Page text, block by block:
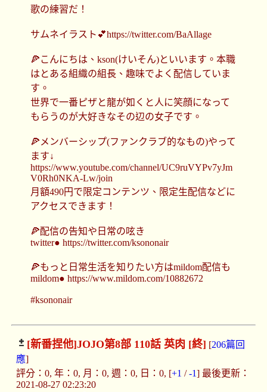
歌の練習だ！
サムネイラスト💕https://twitter.com/BaAllage
🍕こんにちは、kson(けいそん)といいます。本職
はとある組織の組長、趣味でよく配信していま
す。
世界で一番ピザと龍が如くと人に笑顔になって
もらうのが大好きなその辺の女子です。
🍕メンバーシップ(ファンクラブ的なもの)やって
ます↓
https://www.youtube.com/channel/UC9ruVYPv7yJm
V0Rh0NKA-Lw/join
月額490円で限定コンテンツ、限定生配信などに
アクセスできます！
🍕配信の告知や日常の呟き
twitter● https://twitter.com/ksononair
🍕もっと日常生活を知りたい方はmildom配信も
mildom● https://www.mildom.com/10882672
#ksononair
[新番捏他]JOJO第8部 110話 英肉 [終] [206篇回
應]
評分：0, 年：0, 月：0, 週：0, 日：0, [+1 /-1] 最後更新：
2021-08-27 02:23:20